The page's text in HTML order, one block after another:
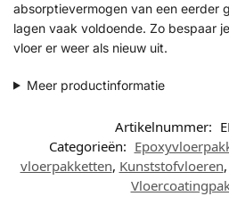
absorptievermogen van een eerder
lagen vaak voldoende. Zo bespaar
vloer er weer als nieuw uit.
Meer productinformatie
Artikelnummer:
Categorieën:
vloerpakketten, Kunststofvloeren,